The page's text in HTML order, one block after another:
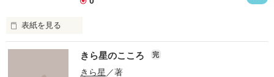
もしこの短歌を気に入ってくださったのなら投票よろしくおね
がいします。
表紙を見る
いろんな
アクレコ×ＰＯＥＭ
きら星のこころ 完
きら星／著